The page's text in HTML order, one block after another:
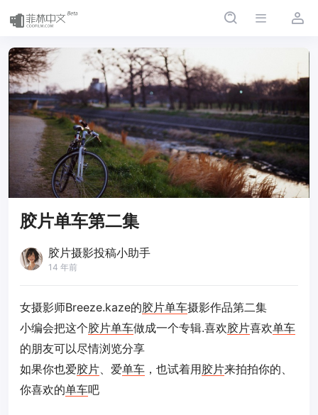
胶片单车第二集
胶片摄影投稿小助手
14 年前
女摄影师Breeze.kaze的胶片单车摄影作品第二集
小编会把这个胶片单车做成一个专辑.喜欢胶片喜欢单车
的朋友可以尽情浏览分享
如果你也爱胶片、爱单车 ，也试着用胶片来拍拍你的、
你喜欢的单车吧